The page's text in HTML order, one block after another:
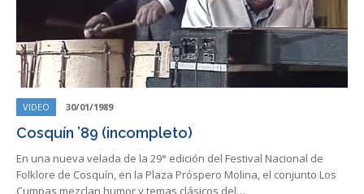
VIDEO 30/01/1989
Cosquín ’89 (incompleto)
En una nueva velada de la 29° edición del Festival Nacional de
Folklore de Cosquín, en la Plaza Próspero Molina, el conjunto Los
Cumpas mezclan humor y temas clásicos del…